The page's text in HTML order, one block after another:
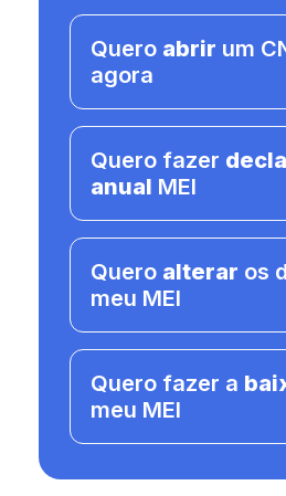
Quero abrir um
agora
Quero fazer
anual MEI
Quero alterar os
meu MEI
Quero fazer a
meu MEI